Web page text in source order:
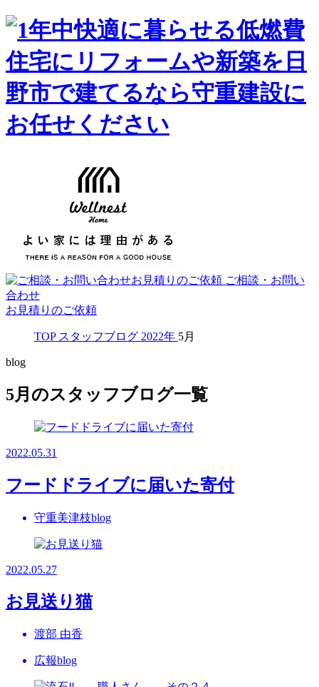
ご相談・お問い
合わせ
お見積りのご依頼
TOP スタッフブログ 2022年 5月
blog
5月のスタッフブログ一覧
2022.05.31
フードドライブに届いた寄付
守重美津枝blog
2022.05.27
お見送り猫
渡部 由香
広報blog